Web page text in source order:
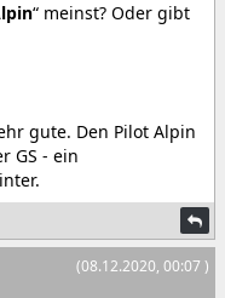
“ meinst? Oder gibt
gute. Den Pilot Alpin
GS - ein
(08.12.2020, 00:07 )